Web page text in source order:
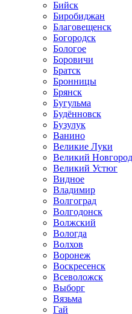
Бийск
Биробиджан
Благовещенск
Богородск
Бологое
Боровичи
Братск
Бронницы
Брянск
Бугульма
Будённовск
Бузулук
Ванино
Великие Луки
Великий Новгород
Великий Устюг
Видное
Владимир
Волгоград
Волгодонск
Волжский
Вологда
Волхов
Воронеж
Воскресенск
Всеволожск
Выборг
Вязьма
Гай